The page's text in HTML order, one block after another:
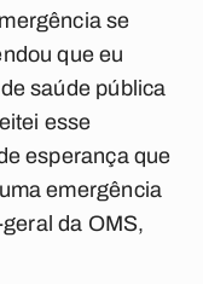
se
que eu
saúde pública
esse
esperança que
emergência
da OMS,